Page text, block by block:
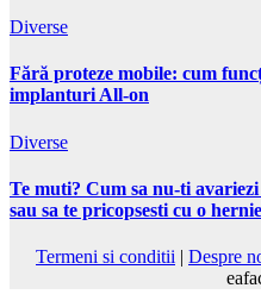
Diverse
Fără proteze mobile: cum
implanturi All-on
Diverse
Te muti? Cum sa nu-ti
sau sa te pricopsesti cu o
Termeni si conditii | Despre